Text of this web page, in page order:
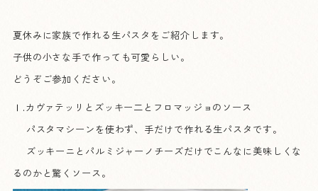
夏休みに家族で作れる生パスタをご紹介します。
子供の小さな手で作っても可愛らしい。
どうぞご参加ください。
Ⅰ.カヴァテッリとズッキー二とフロマッジョのソース
パスタマシーンを使わず、手だけで作れる生パスタです。
ズッキーニとパルミジャーノチーズだけでこんなに美味しくな
るのかと驚くソース。